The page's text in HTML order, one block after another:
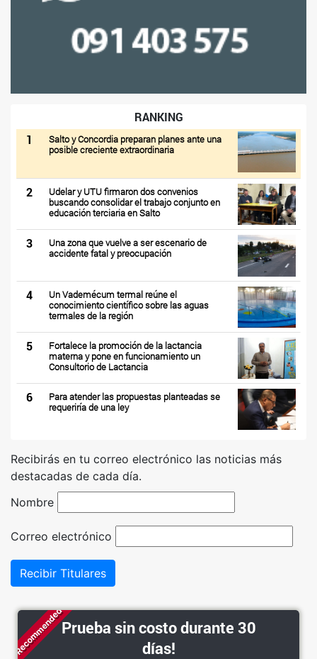
RANKING
1
Salto y Concordia preparan planes ante una
posible creciente extraordinaria
2
Udelar y UTU firmaron dos convenios
buscando consolidar el trabajo conjunto en
educación terciaria en Salto
3
Una zona que vuelve a ser escenario de
accidente fatal y preocupación
4
Un Vademécum termal reúne el
conocimiento científico sobre las aguas
termales de la región
5
Fortalece la promoción de la lactancia
materna y pone en funcionamiento un
Consultorio de Lactancia
6
Para atender las propuestas planteadas se
requeriría de una ley
Recibirás en tu correo electrónico las noticias más
destacadas de cada día.
Nombre
Correo electrónico
Recibir Titulares
RecommendedPrueba sin costo durante 30
días!